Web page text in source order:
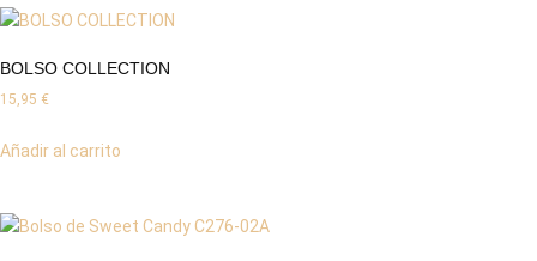
BOLSO COLLECTION
15,95 €
Añadir al carrito